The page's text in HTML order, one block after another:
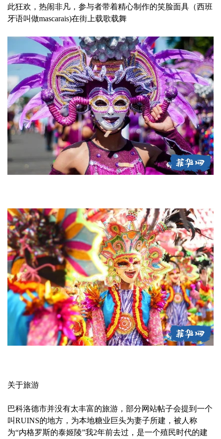
此狂欢，热闹非凡，参与者带着精心制作的笑脸面具（西班
牙语叫做mascarais)在街上载歌载舞
关于旅游
巴科洛德市并没有太丰富的旅游，部分网站帖子会提到一个
叫RUINS的地方，为本地糖业巨头为妻子所建，被人称
为“内格罗斯的泰姬陵”我2年前去过，是一个殖民时代的建